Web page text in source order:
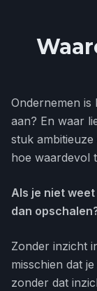
Ondernemen is
aan? En waar
stuk
hoe waardevol
Als je niet
dan
Zonder inzicht
misschien dat
zonder dat